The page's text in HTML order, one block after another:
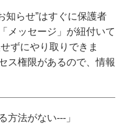
知らせ”はすぐに保護者
メッセージ」が紐付いて
ずにやり取りできま
ス権限があるので、情報
方法がない---」